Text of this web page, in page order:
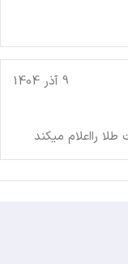
9 آذر 1404
رااعلام میکند